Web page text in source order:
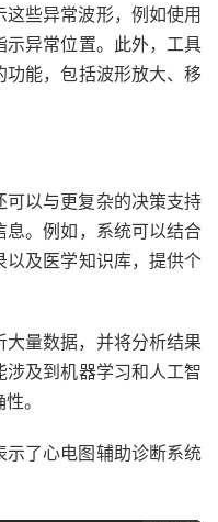
些异常波形，例如使用
示异常位置。此外，工具
能，包括波形放大、移
可以与更复杂的决策支持
息。例如，系统可以结合
以及医学知识库，提供个
量数据，并将分析结果
及到机器学习和人工智
。
示了心电图辅助诊断系统